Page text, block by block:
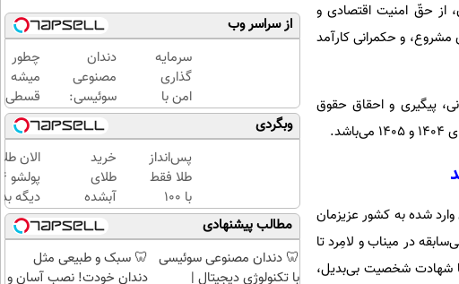
از حقّ امنیت اقتصادی و
و حکمرانی کارآمد
پیگیری و احقاق حقوق
شده به کشور عزیزمان
در میناب و لامِرد تا
شهادت شخصیت بی‌بدیل،
از سراسر وب
سرمایه
گذاری
امن با
طلا و
نقره
دیجی
کالا
دندان
مصنوعی
سوئیسی:
جدیدترین
فناوری
اروپا،
سبک و
مقاوم |
پرداخت
قسطی
چطور
میشه
قسطی
طلا
خرید |
با
طلاسی
پس
انداز
کنید
وبگردی
پس‌انداز
طلا فقط
با ۱۰۰
هزارتومان
(امن و
راحت)
خرید
طلای
آبشده
حتی با
۱۰۰هزارتومان
الان
دیگه
طلا با
بی‌بهره
مطالب پیشنهادی
🦷 دندان مصنوعی سوئیسی
با تکنولوژی دیجیتال |
🦷 سبک و طبیعی مثل
دندان خودت! نصب آسان و